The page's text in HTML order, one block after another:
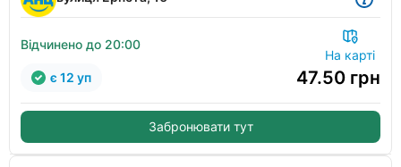
Відчинено до 20:00
На карті
47.50 грн
є 12 уп
Забронювати тут